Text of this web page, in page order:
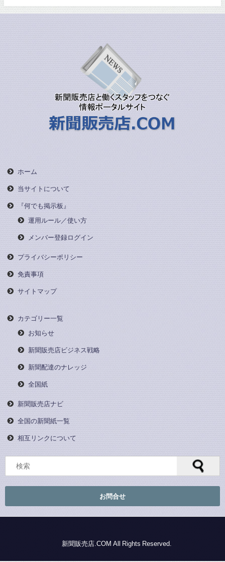
ホーム
当サイトについて
『何でも掲示板』
運用ルール／使い方
メンバー登録ログイン
プライバシーポリシー
免責事項
サイトマップ
カテゴリー一覧
お知らせ
新聞販売店ビジネス戦略
新聞配達のナレッジ
全国紙
新聞販売店ナビ
全国の新聞紙一覧
相互リンクについて
お問合せ
© 新聞販売店.COM All Rights Reserved.